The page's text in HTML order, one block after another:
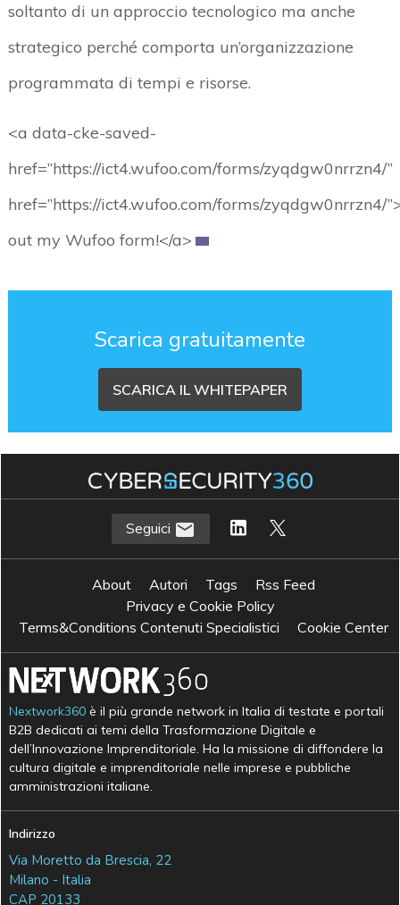
soltanto di un approccio tecnologico ma anche
strategico perché comporta un’organizzazione
programmata di tempi e risorse.
<a data-cke-saved-
href=”https://ict4.wufoo.com/forms/zyqdgw0nrrzn4/”
href=”https://ict4.wufoo.com/forms/zyqdgw0nrrzn4/
out my Wufoo form!</a>
Scarica gratuitamente
SCARICA IL WHITEPAPER
Seguici
About Autori Tags
Rss Feed
Privacy e Cookie Policy
Terms&Conditions Contenuti Specialistici
Cookie Center
Nextwork360 è il più grande network in Italia di testate e portali
B2B dedicati ai temi della Trasformazione Digitale e
dell’Innovazione Imprenditoriale. Ha la missione di diffondere la
cultura digitale e imprenditoriale nelle imprese e pubbliche
amministrazioni italiane.
Indirizzo
Via Moretto da Brescia, 22
Milano - Italia
CAP 20133